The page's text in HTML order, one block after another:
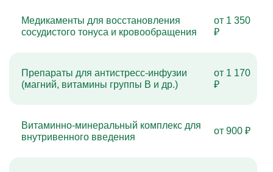
Медикаменты для восстановления
сосудистого тонуса и кровообращения
от 1 350
₽
Препараты для антистресс-инфузии
(магний, витамины группы B и др.)
от 1 170
₽
Витаминно-минеральный комплекс для
внутривенного введения
от 900 ₽